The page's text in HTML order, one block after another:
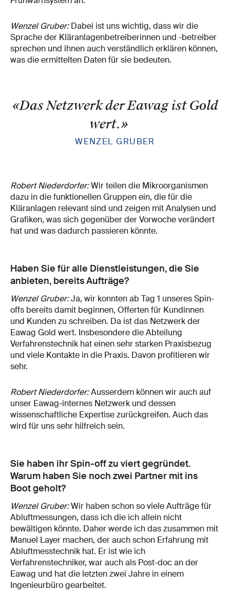
Wenzel Gruber:Dabei ist uns wichtig, dass wir die
Sprache der Kläranlagenbetreiberinnen und -betreiber
sprechen und ihnen auch verständlich erklären können,
was die ermittelten Daten für sie bedeuten.
«Das Netzwerk der Eawag ist Gold
wert.»
WENZEL GRUBER
Robert Niederdorfer:Wir teilen die Mikroorganismen
dazu in die funktionellen Gruppen ein, die für die
Kläranlagen relevant sind und zeigen mit Analysen und
Grafiken, was sich gegenüber der Vorwoche verändert
hat und was dadurch passieren könnte.
Haben Sie für alle Dienstleistungen, die Sie
anbieten, bereits Aufträge?
Wenzel Gruber:Ja, wir konnten ab Tag 1 unseres Spin-
offs bereits damit beginnen, Offerten für Kundinnen
und Kunden zu schreiben. Da ist das Netzwerk der
Eawag Gold wert. Insbesondere die Abteilung
Verfahrenstechnik hat einen sehr starken Praxisbezug
und viele Kontakte in die Praxis. Davon profitieren wir
sehr.
Robert Niederdorfer:Ausserdem können wir auch auf
unser Eawag-internes Netzwerk und dessen
wissenschaftliche Expertise zurückgreifen. Auch das
wird für uns sehr hilfreich sein.
Sie haben ihr Spin-off zu viert gegründet.
Warum haben Sie noch zwei Partner mit ins
Boot geholt?
Wenzel Gruber:Wir haben schon so viele Aufträge für
Abluftmessungen, dass ich die ich allein nicht
bewältigen könnte. Daher werde ich das zusammen mit
Manuel Layer machen, der auch schon Erfahrung mit
Abluftmesstechnik hat. Er ist wie ich
Verfahrenstechniker, war auch als Post-doc an der
Eawag und hat die letzten zwei Jahre in einem
Ingenieurbüro gearbeitet.